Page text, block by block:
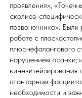
проявления»,
сколиоз-
позвоночника».
работе с
плюснефалангового
нарушением осанки;
кинезитейпирования
плантарным
необходимости и